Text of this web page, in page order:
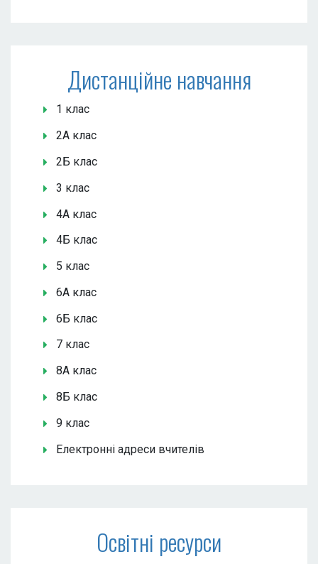
Дистанційне навчання
1 клас
2А клас
2Б клас
3 клас
4А клас
4Б клас
5 клас
6А клас
6Б клас
7 клас
8А клас
8Б клас
9 клас
Електронні адреси вчителів
Освітні ресурси